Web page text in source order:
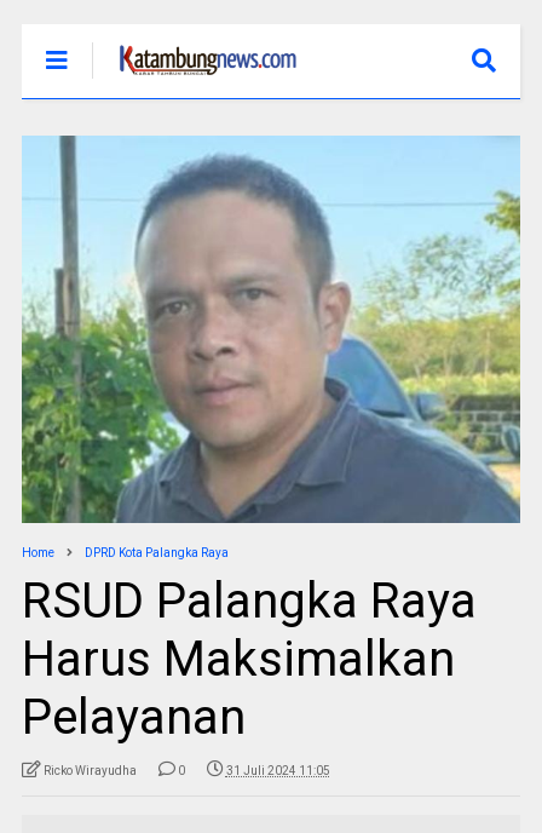
Home DPRD Kota Palangka Raya
RSUD Palangka Raya
Harus Maksimalkan
Pelayanan
Ricko Wirayudha 0 31 Juli 2024 11:05